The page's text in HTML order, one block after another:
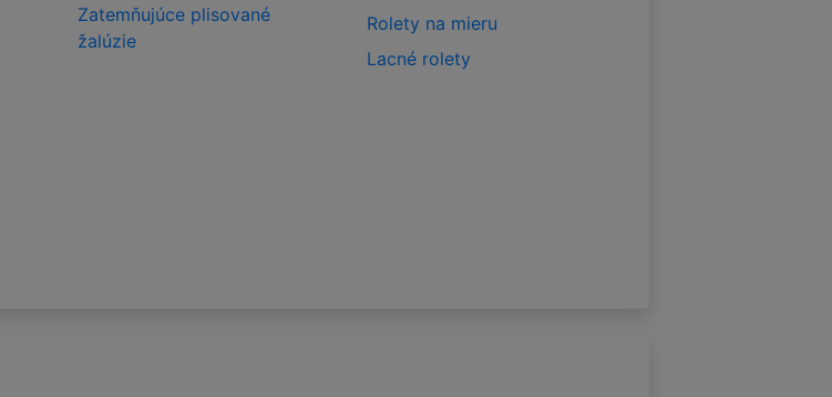
Zatemňujúce plisované
žalúzie
Rolety na mieru
Lacné rolety